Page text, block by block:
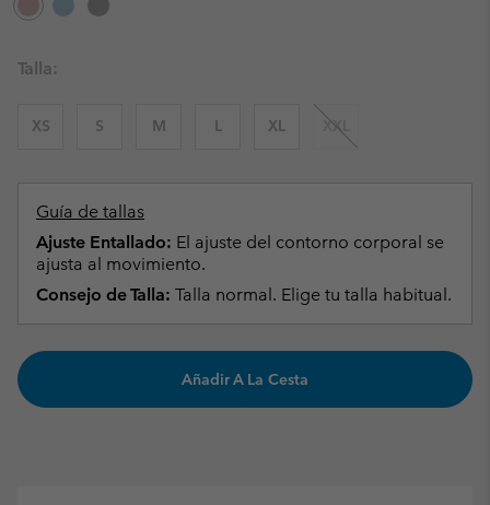
Talla:
XS S M L XL XXL
Guía de tallas
Ajuste Entallado: El ajuste del contorno corporal se
ajusta al movimiento.
Consejo de Talla: Talla normal. Elige tu talla habitual.
Añadir A La Cesta